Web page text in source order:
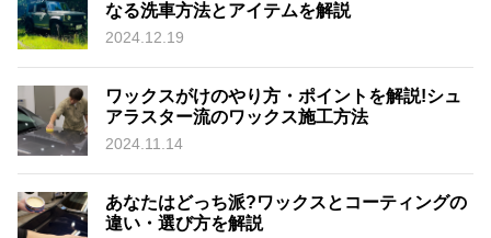
なる洗車方法とアイテムを解説
2024.12.19
ワックスがけのやり方・ポイントを解説!シュ
アラスター流のワックス施工方法
2024.11.14
あなたはどっち派?ワックスとコーティングの
違い・選び方を解説